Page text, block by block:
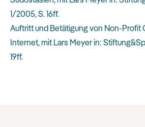
1/2005, S. 16ff.
Auftritt und Betätigung von Non-Profit
Internet, mit Lars Meyer in:
19ff.